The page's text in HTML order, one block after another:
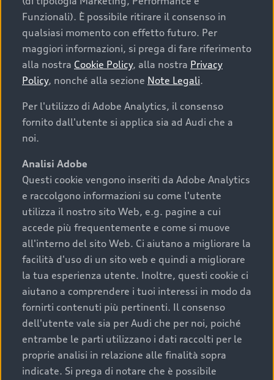
Cosa sapere prima di
acquistare la tua prossima
auto
I requisiti fondamentali da considerare prima di
acquistare un’auto usata, oltre al prezzo e all'aspetto,
chilometraggio: un valore contenuto corrisponde a
uno stato migliore del veicolo e a una maggiore
durata nel tempo;
cronologia dei tagliandi: una documentazione
completa della vettura certifica una manutenzione
costante e accurata;
condizioni della carrozzeria e degli interni: una
buona conservazione evidenzia cura e attenzione del
precedente proprietario;
efficienza meccanica: motore, trasmissione e
componenti principali in ottimo stato garantiscono
prestazioni affidabili e sicure.
Funzionali). È possibile ritirare il consenso in
qualsiasi momento con effetto futuro. Per
maggiori informazioni, si prega di fare riferimento
alla nostra Cookie Policy, alla nostra Privacy
Policy, nonché alla sezione Note Legali.
Per l'utilizzo di Adobe Analytics, il consenso
fornito dall'utente si applica sia ad Audi che a
noi.
Analisi Adobe
Questi cookie vengono inseriti da Adobe Analytics
e raccolgono informazioni su come l'utente
utilizza il nostro sito Web, e.g. pagine a cui
accede più frequentemente e come si muove
all'interno del sito Web. Ci aiutano a migliorare la
facilità d'uso di un sito web e quindi a migliorare
la tua esperienza utente. Inoltre, questi cookie ci
aiutano a comprendere i tuoi interessi in modo da
fornirti contenuti più pertinenti. Il consenso
dell'utente vale sia per Audi che per noi, poiché
entrambe le parti utilizzano i dati raccolti per le
proprie analisi in relazione alle finalità sopra
indicate. Si prega di notare che è possibile